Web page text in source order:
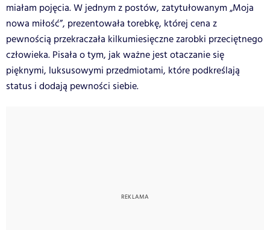
miałam pojęcia. W jednym z postów, zatytułowanym „Moja
nowa miłość”, prezentowała torebkę, której cena z
pewnością przekraczała kilkumiesięczne zarobki przeciętnego
człowieka. Pisała o tym, jak ważne jest otaczanie się
pięknymi, luksusowymi przedmiotami, które podkreślają
status i dodają pewności siebie.